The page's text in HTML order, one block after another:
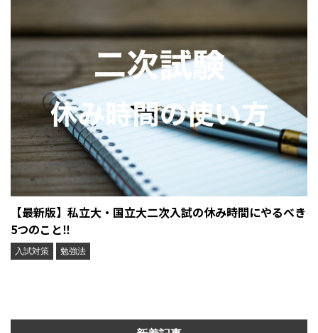
【最新版】私立大・国立大二次入試の休み時間にやるべき
5つのこと‼︎
入試対策 勉強法